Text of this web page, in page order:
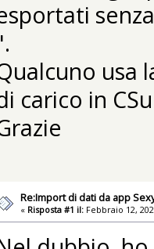
usa
carico in
Re:Import di dati da app
« Risposta #1 il: Febbraio 12,